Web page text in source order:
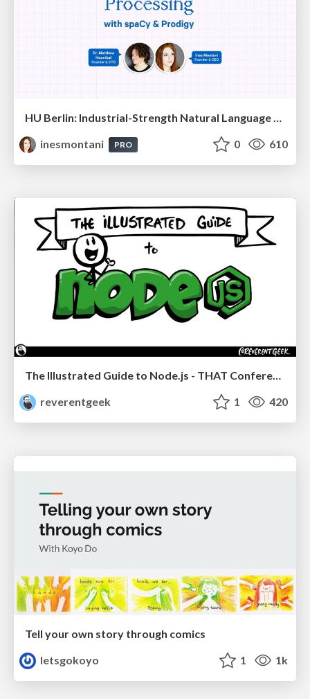
HU Berlin: Industrial-Strength Natural Language Processing with spaCy and Prodigy
inesmontani
PRO 0 610
The Illustrated Guide to Node.js - THAT Conference 2024
reverentgeek
1 420
Tell your own story through comics
letsgokoyo
1 1k